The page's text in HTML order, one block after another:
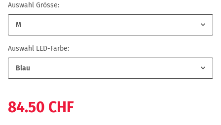
Auswahl Grösse:
M
Auswahl LED-Farbe:
Blau
84.50 CHF